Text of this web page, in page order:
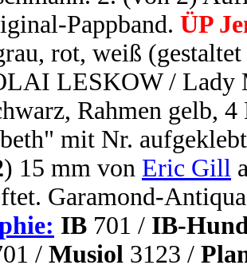
Pappband. ÜP
rot, weiß
LESKOW / Lady
Rahmen gelb,
mit Nr.
) 15 mm von Eric Gill
Garamond-
IB 701 / IB-
/ Musiol 3123 /